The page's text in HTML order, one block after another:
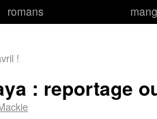
romans
!
: reportage